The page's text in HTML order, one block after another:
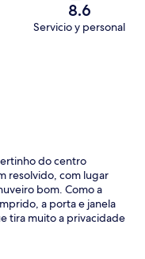
8.6
Servicio y personal
do centro
resolvido, com lugar
bom. Como a
a porta e janela
tira muito a privacidade
que em alta
passagem. O café da